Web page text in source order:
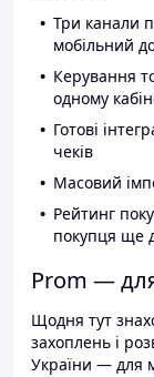
Три канали
мобільний
Керування
одному
Готові
чеків
Масовий
Рейтинг
покупця ще
Prom —
Щодня тут
захоплень і
України — для